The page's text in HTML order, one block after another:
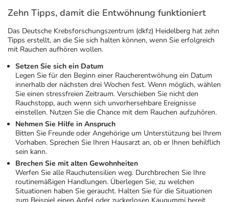
Zehn Tipps, damit die Entwöhnung funktioniert
Das Deutsche Krebsforschungszentrum (dkfz) Heidelberg hat zehn
Tipps erstellt, an die Sie sich halten können, wenn Sie erfolgreich
mit Rauchen aufhören wollen.
Setzen Sie sich ein Datum
Legen Sie für den Beginn einer Raucherentwöhung ein Datum
innerhalb der nächsten drei Wochen fest. Wenn möglich, wählen
Sie einen stressfreien Zeitraum. Verschieben Sie nicht den
Rauchstopp, auch wenn sich unvorhersehbare Ereignisse
einstellen. Nutzen Sie die Chance mit dem Rauchen aufzuhören.
Nehmen Sie Hilfe in Anspruch
Bitten Sie Freunde oder Angehörige um Unterstützung bei Ihrem
Vorhaben. Sprechen Sie Ihren Hausarzt an, ob er Ihnen behilflich
sein kann.
Brechen Sie mit alten Gewohnheiten
Werfen Sie alle Rauchutensilien weg. Durchbrechen Sie Ihre
routinemäßigen Handlungen. Überlegen Sie, zu welchen
Situationen haben Sie geraucht. Halten Sie für die Situationen